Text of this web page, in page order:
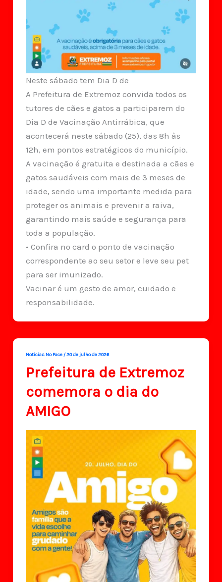
Neste sábado tem Dia D de
A Prefeitura de Extremoz convida todos os
tutores de cães e gatos a participarem do
Dia D de Vacinação Antirrábica, que
acontecerá neste sábado (25), das 8h às
12h, em pontos estratégicos do município.
A vacinação é gratuita e destinada a cães e
gatos saudáveis com mais de 3 meses de
idade, sendo uma importante medida para
proteger os animais e prevenir a raiva,
garantindo mais saúde e segurança para
toda a população.
• Confira no card o ponto de vacinação
correspondente ao seu setor e leve seu pet
para ser imunizado.
Vacinar é um gesto de amor, cuidado e
responsabilidade.
Noticias No Face /20 de julho de 2026
Prefeitura de Extremoz
comemora o dia do
AMIGO